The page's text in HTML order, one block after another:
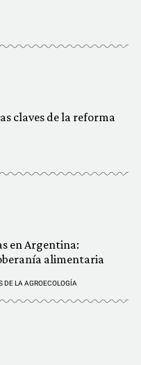
claves de la reforma
en Argentina:
alimentaria
DE LA AGROECOLOGÍA